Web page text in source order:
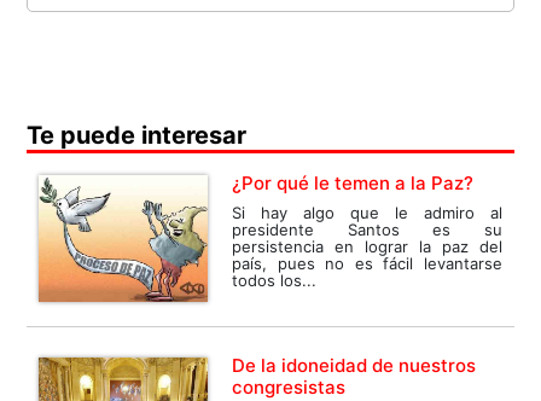
Te puede interesar
¿Por qué le temen a la Paz?
Si hay algo que le admiro al
presidente Santos es su
persistencia en lograr la paz del
país, pues no es fácil levantarse
todos los...
De la idoneidad de nuestros
congresistas